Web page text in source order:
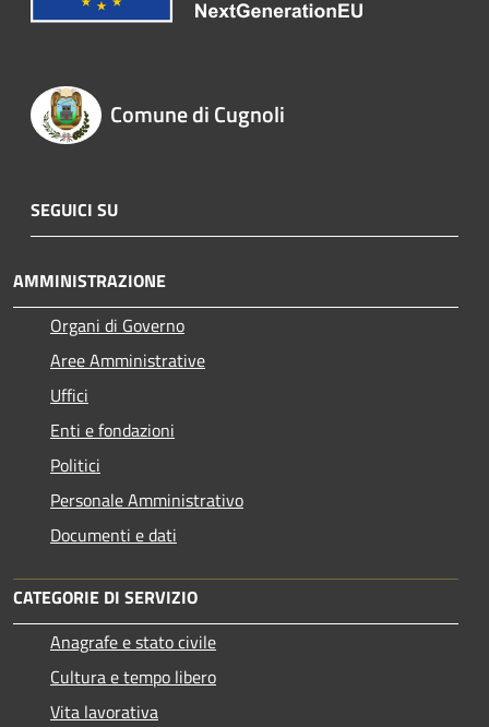
Comune di Cugnoli
SEGUICI SU
AMMINISTRAZIONE
Organi di Governo
Aree Amministrative
Uffici
Enti e fondazioni
Politici
Personale Amministrativo
Documenti e dati
CATEGORIE DI SERVIZIO
Anagrafe e stato civile
Cultura e tempo libero
Vita lavorativa